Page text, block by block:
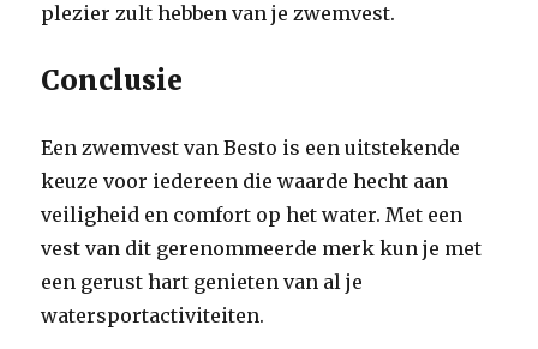
plezier zult hebben van je zwemvest.
Conclusie
Een zwemvest van Besto is een uitstekende
keuze voor iedereen die waarde hecht aan
veiligheid en comfort op het water. Met een
vest van dit gerenommeerde merk kun je met
een gerust hart genieten van al je
watersportactiviteiten.